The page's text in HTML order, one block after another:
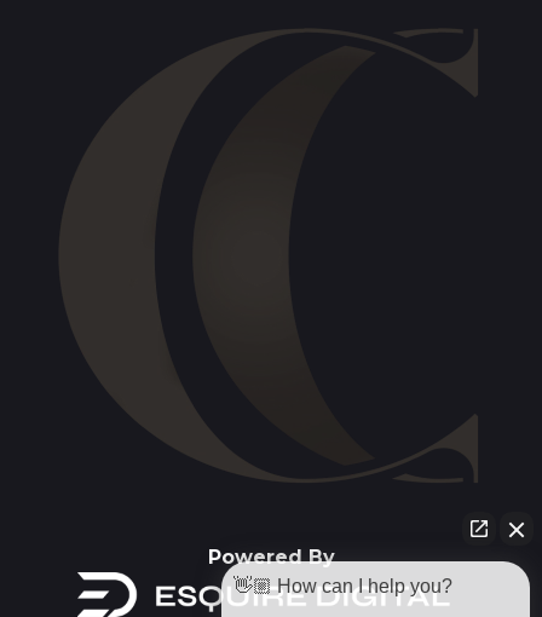
Powered By
👋🏼 How can I help you?